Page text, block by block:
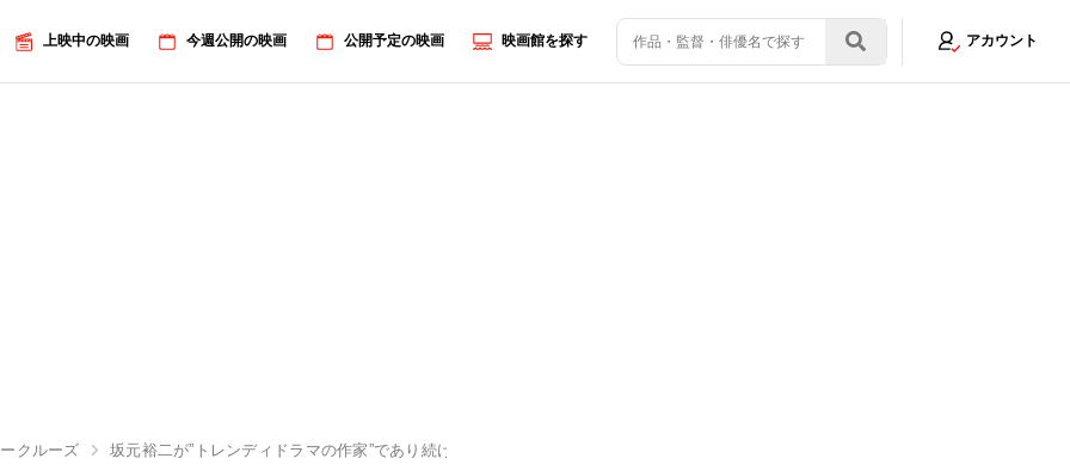
上映中の映画 今週公開の映画 公開予定の映画 映画館を探す アカウント
クルーズ 坂元裕二が”トレンディドラマの作家”であり続ける理由「作品を書くことで時代を愛せるようになりたい」Netflix映画『クレイジーク